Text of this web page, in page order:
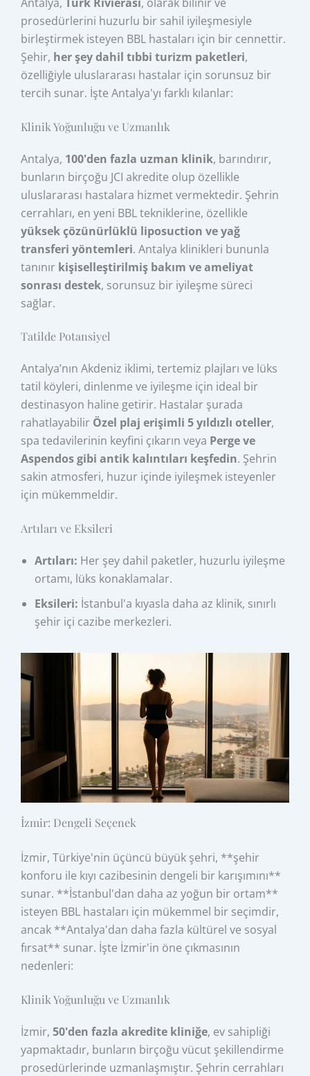
prosedürlerini huzurlu bir sahil iyileşmesiyle
birleştirmek isteyen BBL hastaları için bir cennettir.
Şehir, her şey dahil tıbbi turizm paketleri,
özelliğiyle uluslararası hastalar için sorunsuz bir
tercih sunar. İşte Antalya'yı farklı kılanlar:
Klinik Yoğunluğu ve Uzmanlık
Antalya, 100'den fazla uzman klinik, barındırır,
bunların birçoğu JCI akredite olup özellikle
uluslararası hastalara hizmet vermektedir. Şehrin
cerrahları, en yeni BBL tekniklerine, özellikle
yüksek çözünürlüklü liposuction ve yağ
transferi yöntemleri. Antalya klinikleri bununla
tanınır kişiselleştirilmiş bakım ve ameliyat
sonrası destek, sorunsuz bir iyileşme süreci
sağlar.
Tatilde Potansiyel
Antalya’nın Akdeniz iklimi, tertemiz plajları ve lüks
tatil köyleri, dinlenme ve iyileşme için ideal bir
destinasyon haline getirir. Hastalar şurada
rahatlayabilir Özel plaj erişimli 5 yıldızlı oteller,
spa tedavilerinin keyfini çıkarın veya Perge ve
Aspendos gibi antik kalıntıları keşfedin. Şehrin
sakin atmosferi, huzur içinde iyileşmek isteyenler
için mükemmeldir.
Artıları ve Eksileri
Artıları: Her şey dahil paketler, huzurlu iyileşme
ortamı, lüks konaklamalar.
Eksileri: İstanbul'a kıyasla daha az klinik, sınırlı
şehir içi cazibe merkezleri.
İzmir: Dengeli Seçenek
İzmir, Türkiye'nin üçüncü büyük şehri, **şehir
konforu ile kıyı cazibesinin dengeli bir karışımını**
sunar. **İstanbul'dan daha az yoğun bir ortam**
isteyen BBL hastaları için mükemmel bir seçimdir,
ancak **Antalya'dan daha fazla kültürel ve sosyal
fırsat** sunar. İşte İzmir'in öne çıkmasının
nedenleri:
Klinik Yoğunluğu ve Uzmanlık
İzmir,50'den fazla akredite kliniğe, ev sahipliği
yapmaktadır, bunların birçoğu vücut şekillendirme
prosedürlerinde uzmanlaşmıştır. Şehrin cerrahları